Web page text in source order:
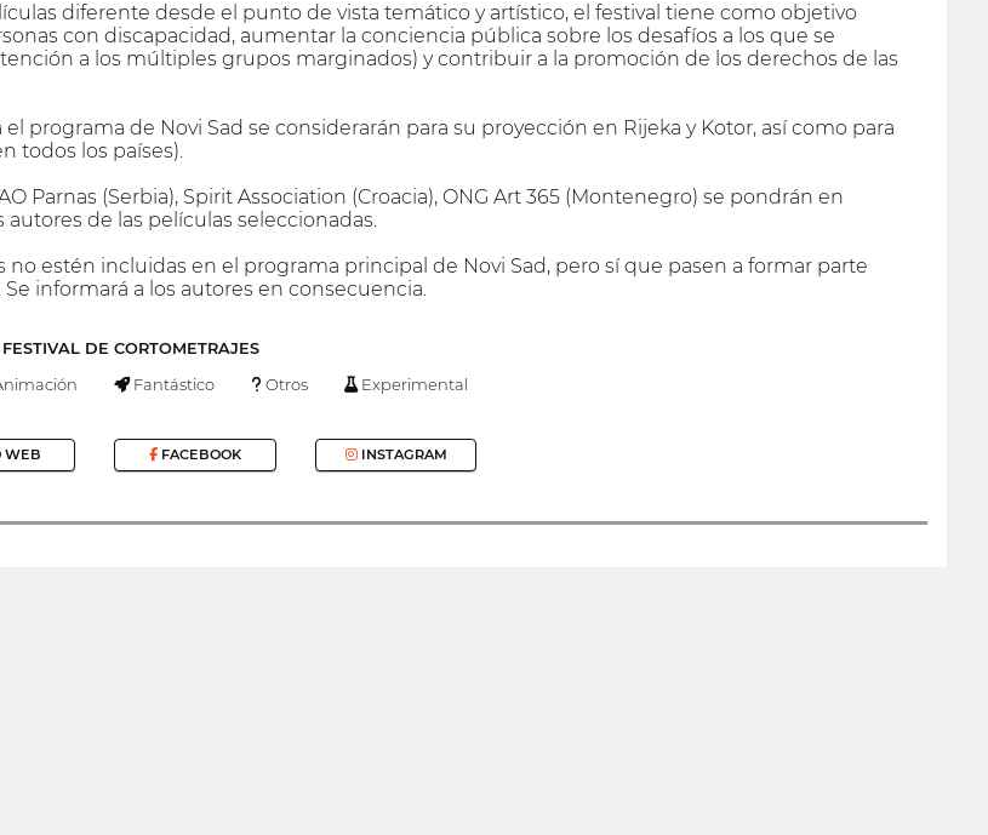
diferente desde el punto de vista temático y artístico, el festival tiene como objetivo
con discapacidad, aumentar la conciencia pública sobre los desafíos a los que se
a los múltiples grupos marginados) y contribuir a la promoción de los derechos de las
programa de Novi Sad se considerarán para su proyección en Rijeka y Kotor, así como para
todos los países).
Parnas (Serbia), Spirit Association (Croacia), ONG Art 365 (Montenegro) se pondrán en
de las películas seleccionadas.
no estén incluidas en el programa principal de Novi Sad, pero sí que pasen a formar parte
informará a los autores en consecuencia.
FESTIVAL DE CORTOMETRAJES
Fantástico Otros Experimental
WEB FACEBOOK INSTAGRAM